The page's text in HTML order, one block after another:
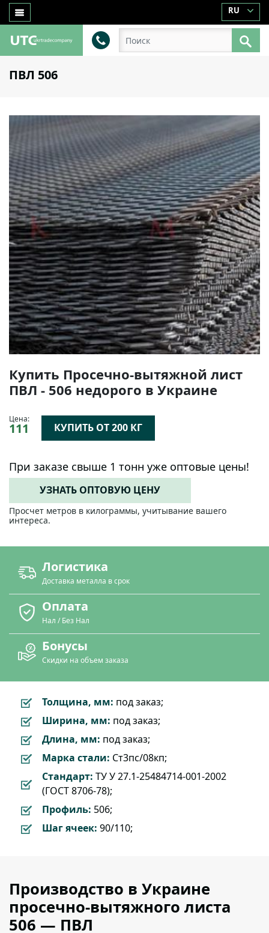
RU
ПВЛ 506
Купить Просечно-вытяжной лист
ПВЛ - 506 недорого в Украине
Цена:
111 КУПИТЬ ОТ 200 КГ
При заказе свыше 1 тонн уже оптовые цены!
УЗНАТЬ ОПТОВУЮ ЦЕНУ
Просчет метров в килограммы, учитывание вашего
интереса.
Логистика
Доставка металла в срок
Оплата
Нал / Без Нал
Бонусы
Скидки на объем заказа
Толщина, мм: под заказ;
Ширина, мм: под заказ;
Длина, мм: под заказ;
Марка стали: Ст3пс/08кп;
Стандарт: ТУ У 27.1-25484714-001-2002
(ГОСТ 8706-78);
Профиль: 506;
Шаг ячеек: 90/110;
Производство в Украине
просечно-вытяжного листа
506 — ПВЛ